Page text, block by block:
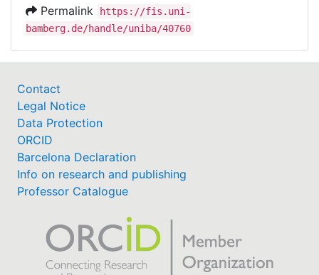
Permalink
https://fis.uni-
bamberg.de/handle/uniba/40760
Contact
Legal Notice
Data Protection
ORCID
Barcelona Declaration
Info on research and publishing
Professor Catalogue